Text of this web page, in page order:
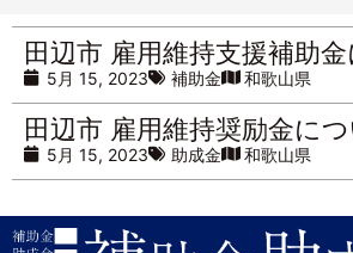
田辺市 雇用維持支援補助
5月 15, 2023 補助金 和歌山県
田辺市 雇用維持奨励金に
5月 15, 2023 助成金 和歌山県